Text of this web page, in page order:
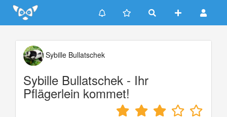
Update cookies preferences
Sybille Bullatschek
Sybille Bullatschek - Ihr
Pflägerlein kommet!